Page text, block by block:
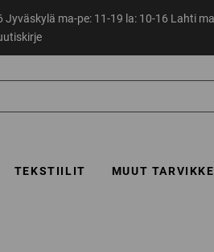
ma-pe: 11-19 la: 10-16 Lahti
TEKSTIILIT MUUT